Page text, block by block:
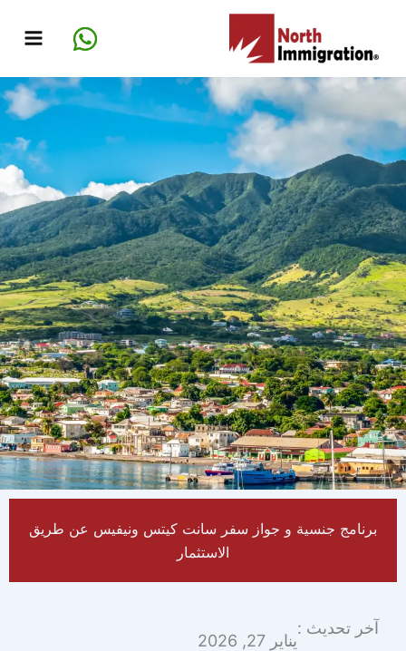
برنامج جنسية و جواز سفر سانت كيتس ونيفيس عن طريق
الاستثمار
آخر تحديث :
يناير 27, 2026